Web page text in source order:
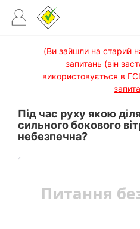
(Ви зайшли на старий
запитань (він
використовується в
Під час руху якою
сильного бокового
небезпечна?